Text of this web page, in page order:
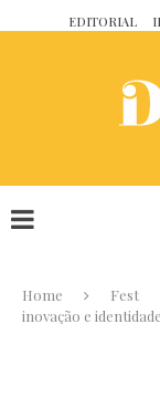
EDITORIAL
Home Fest
inovação e